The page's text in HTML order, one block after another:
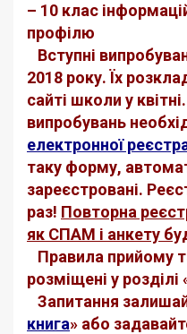
– 10 клас
профілю
Вступні
2018 року. Їх
сайті школи у
випробувань
електронної
таку форму,
зареєстровані.
раз! Повторна
як СПАМ і анкету
Правила прийому
розміщені у розділі
Запитання
книга» або